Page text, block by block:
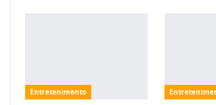
Entretenimento